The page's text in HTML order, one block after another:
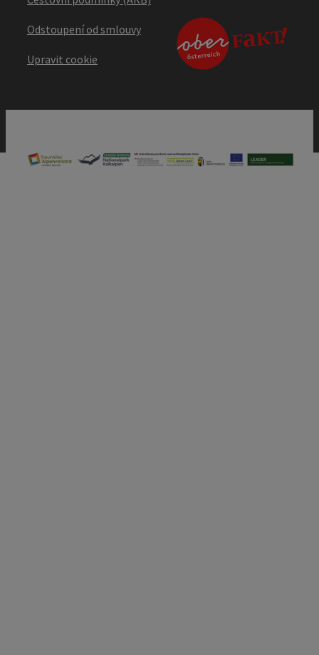
Odstoupení od smlouvy
Upravit cookie